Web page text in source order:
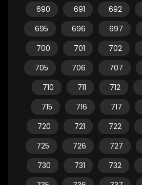
690
691 692
695
696 697
700
701 702
705
706 707
710
711 712
715
716 717
720
721 722
725
726 727
730
731 732